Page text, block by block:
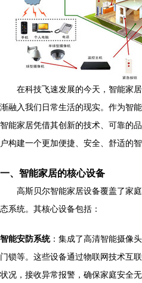
在科技飞速发展的今天，智能家
渐融入我们日常生活的现实。作为智
智能家居凭借其创新的技术、可靠的
户构建一个更加便捷、安全、舒适的智
一、智能家居的核心设备
高斯贝尔智能家居设备覆盖了家
态系统。其核心设备包括：
智能安防系统：集成了高清智能摄像
门锁等。这些设备通过物联网技术互
状况，接收异常报警，确保家庭安全